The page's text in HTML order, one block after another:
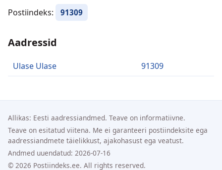
Postiindeks: 91309
Aadressid
Ulase Ulase 91309
Allikas: Eesti aadressiandmed. Teave on informatiivne.
Teave on esitatud viitena. Me ei garanteeri postiindeksite ega
aadressiandmete täielikkust, ajakohasust ega veatust.
Andmed uuendatud: 2026-07-16
© 2026 Postiindeks.ee. All rights reserved.